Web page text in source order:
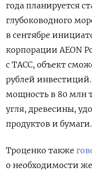
года планируется
глубоководного
в сентябре
корпорации AEON
с ТАСС, объект
рублей
мощность в 80 млн
угля, древесины,
продуктов и бумаги.
Троценко также
о необходимости